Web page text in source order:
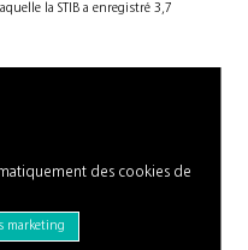
la STIB a enregistré 3,7
des cookies de
marketing